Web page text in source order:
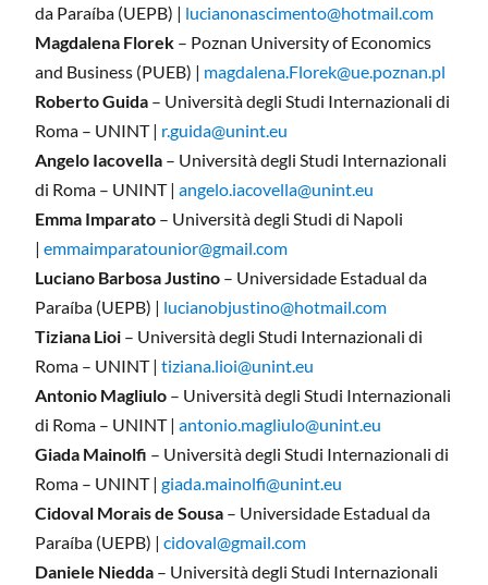
da Paraíba (UEPB) | lucianonascimento@hotmail.com
Magdalena Florek – Poznan University of Economics
and Business (PUEB) | magdalena.Florek@ue.poznan.pl
Roberto Guida – Università degli Studi Internazionali di
Roma – UNINT | r.guida@unint.eu
Angelo Iacovella – Università degli Studi Internazionali
di Roma – UNINT | angelo.iacovella@unint.eu
Emma Imparato – Università degli Studi di Napoli
| emmaimparatounior@gmail.com
Luciano Barbosa Justino – Universidade Estadual da
Paraíba (UEPB) | lucianobjustino@hotmail.com
Tiziana Lioi – Università degli Studi Internazionali di
Roma – UNINT | tiziana.lioi@unint.eu
Antonio Magliulo – Università degli Studi Internazionali
di Roma – UNINT | antonio.magliulo@unint.eu
Giada Mainolfi – Università degli Studi Internazionali di
Roma – UNINT | giada.mainolfi@unint.eu
Cidoval Morais de Sousa – Universidade Estadual da
Paraíba (UEPB) | cidoval@gmail.com
Daniele Niedda – Università degli Studi Internazionali